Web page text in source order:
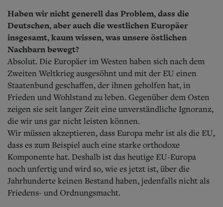
Haben wir nicht generell das Problem, dass die
Deutschen, aber auch die westlichen Europäer
insgesamt, kaum wissen, was unsere östlichen
Nachbarn bewegt?
Absolut. Die Europäer im Westen haben sich nach dem
Zweiten Weltkrieg ausgesöhnt und mit der EU einen
Staatenbund geschaffen, der ihnen geholfen hat, in
Frieden und Wohlstand zu leben. Gegenüber dem Osten
zeigen sie seit langer Zeit eine unverständliche Ignoranz,
die wir uns gar nicht leisten können.
Wir müssen akzeptieren, dass Europa mehr ist als die EU,
dass es zum Beispiel auch eine starke orthodoxe
Komponente hat. Deshalb ist das heutige EU-Europa
noch unfertig und wird so, wie es jetzt ist, über die
Jahrhunderte keinen Bestand haben, jedenfalls nicht als
Friedens- und Ordnungsmacht.